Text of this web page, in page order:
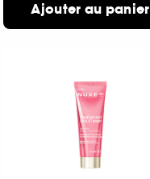
Ajouter au panier